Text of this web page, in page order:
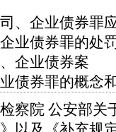
、企业债券罪
业债券罪的处
企业债券案
债券罪的概念
察院 公安部关